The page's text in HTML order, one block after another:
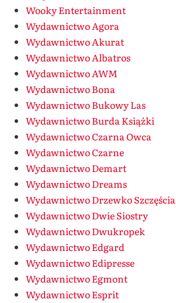
Wooky Entertainment
Wydawnictwo Agora
Wydawnictwo Akurat
Wydawnictwo Albatros
Wydawnictwo AWM
Wydawnictwo Bona
Wydawnictwo Bukowy Las
Wydawnictwo Burda Książki
Wydawnictwo Czarna Owca
Wydawnictwo Czarne
Wydawnictwo Demart
Wydawnictwo Dreams
Wydawnictwo Drzewko Szczęścia
Wydawnictwo Dwie Siostry
Wydawnictwo Dwukropek
Wydawnictwo Edgard
Wydawnictwo Edipresse
Wydawnictwo Egmont
Wydawnictwo Esprit